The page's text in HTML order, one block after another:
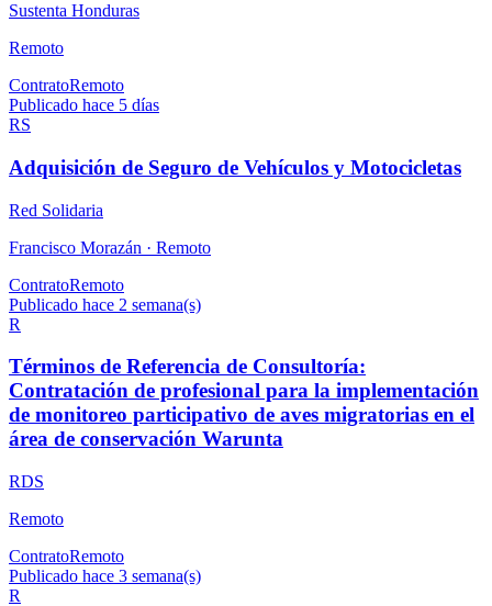
Sustenta Honduras
Remoto
ContratoRemoto
Publicado hace 5 días
RS
Adquisición de Seguro de Vehículos y Motocicletas
Red Solidaria
Francisco Morazán · Remoto
ContratoRemoto
Publicado hace 2 semana(s)
R
Términos de Referencia de Consultoría:
Contratación de profesional para la implementación
de monitoreo participativo de aves migratorias en el
área de conservación Warunta
RDS
Remoto
ContratoRemoto
Publicado hace 3 semana(s)
R